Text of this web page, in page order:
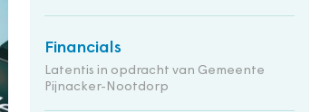
Financials
Latentis in opdracht van Gemeente
Pijnacker-Nootdorp